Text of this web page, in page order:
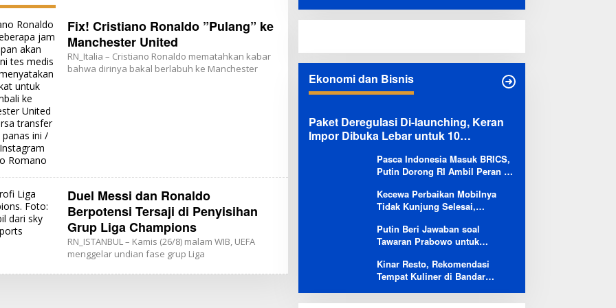
Fix! Cristiano Ronaldo ”Pulang” ke
Manchester United
RN_Italia – Cristiano Ronaldo mematahkan kabar
bahwa dirinya bakal berlabuh ke Manchester
Duel Messi dan Ronaldo
Berpotensi Tersaji di Penyisihan
Grup Liga Champions
RN_ISTANBUL – Kamis (26/8) malam WIB, UEFA
menggelar undian fase grup Liga
Timpa 2 Motor
Ekonomi dan Bisnis
Paket Deregulasi Di-launching, Keran
Impor Dibuka Lebar untuk 10
Pasca Indonesia Masuk BRICS,
Putin Dorong RI Ambil Peran di
Kecewa Perbaikan Mobilnya
Tidak Kunjung Selesai,
Hyundai: Gencar Promosi tapi
Buruk Layanan After-Sales
Putin Beri Jawaban soal
Tawaran Prabowo untuk
Penerbangan Langsung Rusia-
Indonesia
Kinar Resto, Rekomendasi
Tempat Kuliner di Bandar
dan Orang Tersayang